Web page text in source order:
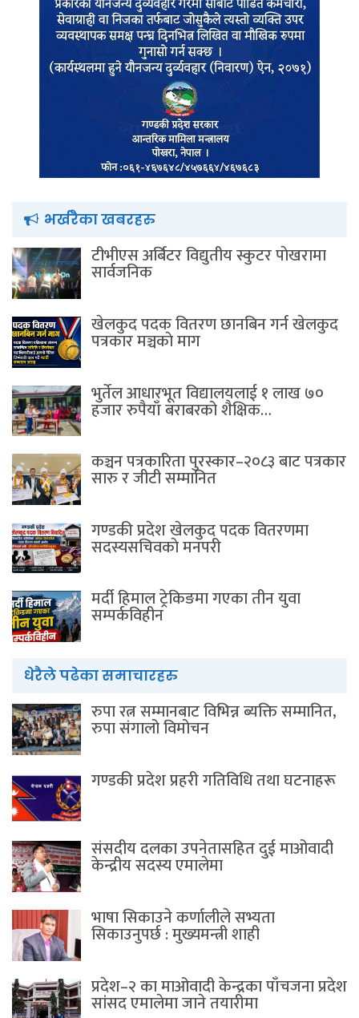
भर्खरैका खबरहरु
टीभीएस अर्बिटर विद्युतीय स्कुटर पाेखरामा
सार्वजनिक
खेलकुद पदक वितरण छानबिन गर्न खेलकुद
पत्रकार मञ्चकाे माग
भुर्तेल आधारभूत विद्यालयलाई १ लाख ७०
हजार रुपैयाँ बराबरको शैक्षिक…
कञ्चन पत्रकारिता पुरस्कार–२०८३ बाट पत्रकार
सारु र जीटी सम्मानित
गण्डकी प्रदेश खेलकुद पदक वितरणमा
सदस्यसचिवकाे मनपरी
मर्दी हिमाल ट्रेकिङमा गएका तीन युवा
सम्पर्कविहीन
धेरैले पढेका समाचारहरु
रुपा रत्न सम्मानबाट विभिन्न ब्यक्ति सम्मानित,
रुपा संगालो विमोचन
गण्डकी प्रदेश प्रहरी गतिविधि तथा घटनाहरू
संसदीय दलका उपनेतासहित दुई माओवादी
केन्द्रीय सदस्य एमालेमा
भाषा सिकाउने कर्णालीले सभ्यता
सिकाउनुपर्छ : मुख्यमन्त्री शाही
प्रदेश–२ का माओवादी केन्द्रका पाँचजना प्रदेश
सांसद एमालेमा जाने तयारीमा